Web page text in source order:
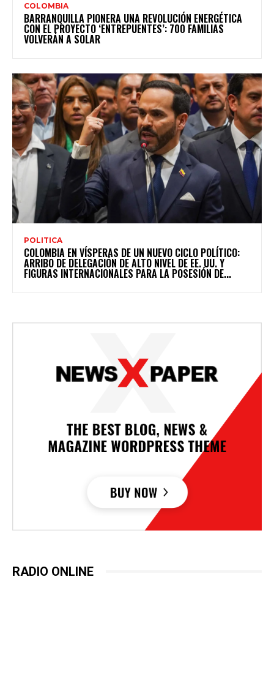
COLOMBIA
BARRANQUILLA PIONERA UNA REVOLUCIÓN ENERGÉTICA
CON EL PROYECTO ‘ENTREPUENTES’: 700 FAMILIAS
VOLVERÁN A SOLAR
POLITICA
COLOMBIA EN VÍSPERAS DE UN NUEVO CICLO POLÍTICO:
ARRIBO DE DELEGACIÓN DE ALTO NIVEL DE EE. UU. Y
FIGURAS INTERNACIONALES PARA LA POSESIÓN DE...
RADIO ONLINE